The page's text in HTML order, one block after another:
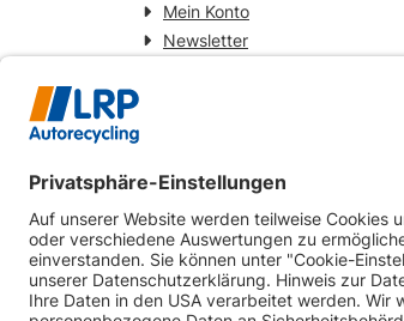
Mein Konto
Newsletter
Webseitenbetreiber
LRP-Autorecycling Magdeburg
Am Zweigkanal 9
39126 Magdeburg